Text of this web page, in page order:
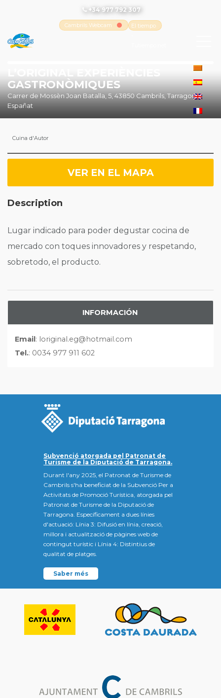
+34 977 792 307
Cambrils Webcam
El tiempo
GASTRONÒMIQUES
Carrer de Mossèn Joan Batalla, 5, 43850 Cambrils, Tarragona,
Españat
Cuina d'Autor
VER EN EL MAPA
Description
Lugar indicado para poder degustar cocina de
mercado con toques innovadores y respetando,
sobretodo, el producto.
INFORMACIÓN
Email: loriginal.eg@hotmail.com
Tel.: 0034 977 911 602
Subvenció atorgada pel Patronat de
Turisme de la Diputació de Tarragona.
Durant l'any 2025, el Patronat de Turisme de
Cambrils s'ha beneficiat de la Subvenció Per a
Activitats de Promoció Turística, atorgada pel
Patronat de Turisme de la Diputació de
Tarragona. Específicament a dues línies
d'actuació: Línia 3: Difusió en línia, creació,
millora i actualització de pàgines web de
contingut turístic i Línia 4: Distintius de
qualitat de platges.
Saber més